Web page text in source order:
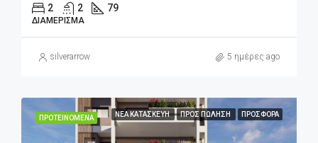
2 2 79
ΔΙΑΜΈΡΙΣΜΑ
silverarrow 5 ημέρες ago
ΠΡΟΤΕΙΝΌΜΕΝΑ ΝΈΑ ΚΑΤΑΣΚΕΥΉ ΠΡΟΣ ΠΏΛΗΣΗ ΠΡΟΣΦΟΡΆ